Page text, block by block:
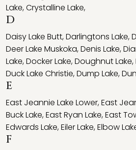
Lake,Crystalline Lake,
D
Daisy Lake Butt,Darlingtons Lake,
Deer Lake Muskoka,Denis Lake,
Lake,Docker Lake,Doughnut Lake,
Duck Lake Christie,Dump Lake,
E
East Jeannie Lake Lower,East
Buck Lake,East Ryan Lake,East
Edwards Lake,Eiler Lake,Elbow
F